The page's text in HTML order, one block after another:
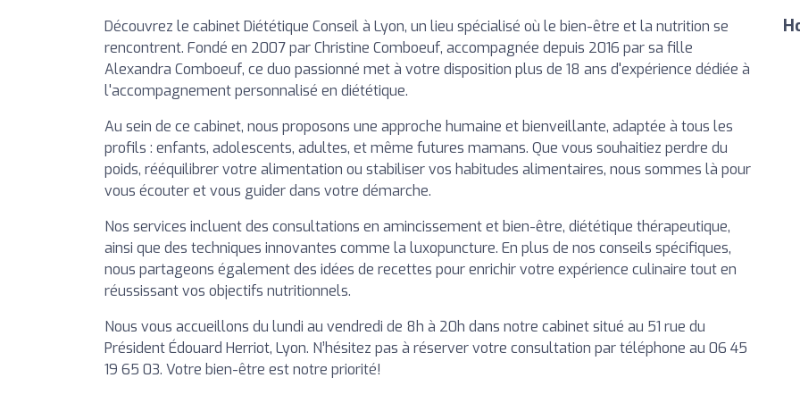
Découvrez le cabinet Diététique Conseil à Lyon, un lieu spécialisé où le bien-être et la nutrition se
rencontrent. Fondé en 2007 par Christine Comboeuf, accompagnée depuis 2016 par sa fille
Alexandra Comboeuf, ce duo passionné met à votre disposition plus de 18 ans d'expérience dédiée à
l'accompagnement personnalisé en diététique.
Au sein de ce cabinet, nous proposons une approche humaine et bienveillante, adaptée à tous les
profils : enfants, adolescents, adultes, et même futures mamans. Que vous souhaitiez perdre du
poids, rééquilibrer votre alimentation ou stabiliser vos habitudes alimentaires, nous sommes là pour
vous écouter et vous guider dans votre démarche.
Nos services incluent des consultations en amincissement et bien-être, diététique thérapeutique,
ainsi que des techniques innovantes comme la luxopuncture. En plus de nos conseils spécifiques,
nous partageons également des idées de recettes pour enrichir votre expérience culinaire tout en
réussissant vos objectifs nutritionnels.
Nous vous accueillons du lundi au vendredi de 8h à 20h dans notre cabinet situé au 51 rue du
Président Édouard Herriot, Lyon. N’hésitez pas à réserver votre consultation par téléphone au 06 45
19 65 03. Votre bien-être est notre priorité!